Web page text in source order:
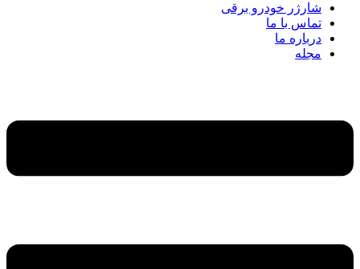
شارژر خودرو برقی
تماس با ما
درباره ما
مجله